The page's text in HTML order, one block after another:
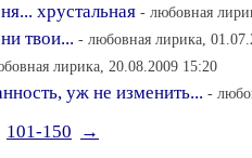
хрустальная - любовная
твои... - любовная лирика,
лирика, 20.08.2009 15:20
уж не изменить... -
101-150
→